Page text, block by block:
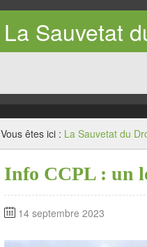
La Sauvetat
Vous êtes ici : La Sauvetat du
Info CCPL : un
14 septembre 2023